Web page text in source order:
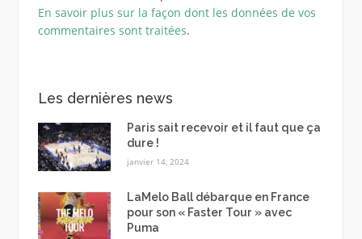
En savoir plus sur la façon dont les données de vos
commentaires sont traitées.
Les dernières news
Paris sait recevoir et il faut que ça
dure !
janvier 14, 2024
LaMelo Ball débarque en France
pour son « Faster Tour » avec
Puma